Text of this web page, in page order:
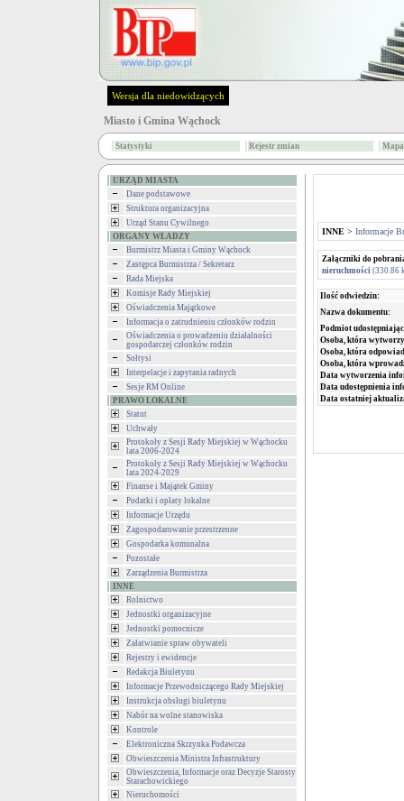
Wersja dla niedowidzących
Miasto i Gmina Wąchock
Statystyki Rejestr zmian
URZĄD MIASTA
Dane podstawowe
Struktura organizacyjna
Urząd Stanu Cywilnego
ORGANY WŁADZY
Burmistrz Miasta i Gminy Wąchock
Zastępca Burmistrza / Sekretarz
Rada Miejska
Komisje Rady Miejskiej
Oświadczenia Majątkowe
Informacja o zatrudnieniu członków rodzin
Oświadczenia o prowadzeniu działalności
gospodarczej członków rodzin
Sołtysi
Interpelacje i zapytania radnych
Sesje RM Online
PRAWO LOKALNE
Statut
Uchwały
Protokoły z Sesji Rady Miejskiej w Wąchocku
lata 2006-2024
Protokoły z Sesji Rady Miejskiej w Wąchocku
lata 2024-2029
Finanse i Majątek Gminy
Podatki i opłaty lokalne
Informacje Urzędu
Zagospodarowanie przestrzenne
Gospodarka komunalna
Pozostałe
Zarządzenia Burmistrza
INNE
Rolnictwo
Jednostki organizacyjne
Jednostki pomocnicze
Załatwianie spraw obywateli
Rejestry i ewidencje
Redakcja Biuletynu
Informacje Przewodniczącego Rady Miejskiej
Instrukcja obsługi biuletynu
Nabór na wolne stanowiska
Kontrole
Elektroniczna Skrzynka Podawcza
Obwieszczenia Ministra Infrastruktury
Obwieszczenia, Informacje oraz Decyzje Starosty
Starachowickiego
Nieruchomości
INNE > Informacje
Załączniki do
nieruchmości (330.86
Ilość odwiedzin:
Nazwa dokumentu:
Podmiot
Osoba, która
Osoba, która
Osoba, która
Data wytworzenia
Data udostępnienia
Data ostatniej